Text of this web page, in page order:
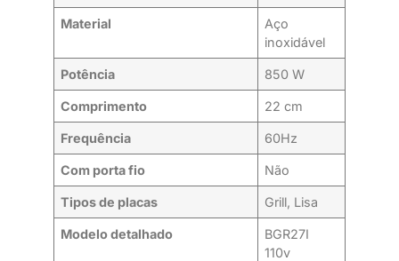
Material
Aço
inoxidável
Potência 850 W
Comprimento 22 cm
Frequência 60Hz
Com porta fio Não
Tipos de placas Grill, Lisa
Modelo detalhado
BGR27I
110v